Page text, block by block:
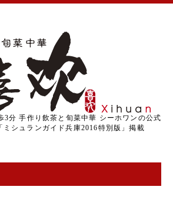
3分 手作り飲茶と旬菜中華 シーホワンの公式
ミシュランガイド兵庫2016特別版」掲載